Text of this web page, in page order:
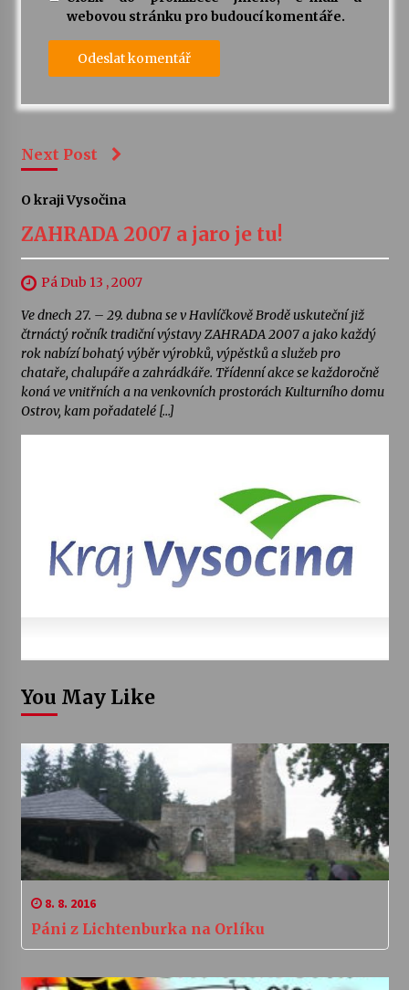
webovou stránku pro budoucí komentáře.
Next Post
O kraji Vysočina
ZAHRADA 2007 a jaro je tu!
Pá Dub 13 , 2007
Ve dnech 27. – 29. dubna se v Havlíčkově Brodě uskuteční již
čtrnáctý ročník tradiční výstavy ZAHRADA 2007 a jako každý
rok nabízí bohatý výběr výrobků, výpěstků a služeb pro
chataře, chalupáře a zahrádkáře. Třídenní akce se každoročně
koná ve vnitřních a na venkovních prostorách Kulturního domu
Ostrov, kam pořadatelé […]
You May Like
8. 8. 2016
Páni z Lichtenburka na Orlíku